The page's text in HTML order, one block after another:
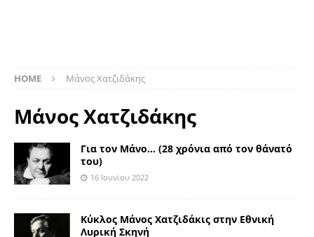
HOME Μάνος Χατζιδάκης
Μάνος Χατζιδάκης
Για τον Μάνο… (28 χρόνια από τον θάνατό
του)
16 Ιουνίου 2022
Κύκλος Μάνος Χατζιδάκις στην Εθνική
Λυρική Σκηνή